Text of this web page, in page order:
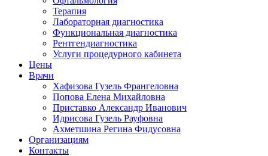
Терапия
Лабораторная диагностика
Функциональная диагностика
Рентгендиагностика
Услуги процедурного кабинета
Цены
Врачи
Хафизова Гузель Франгеловна
Попова Елена Михайловна
Приставко Александр Иванович
Идрисова Гузель Рауфовна
Ахметшина Регина Фидусовна
Организациям
Контакты